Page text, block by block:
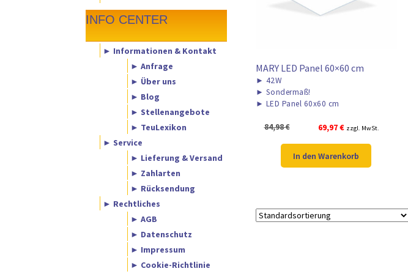
MARY LED Panel 60×60 cm
► 42W
► Sondermaß!
► LED Panel 60x60 cm
84,98€
Ursprünglicher
war:
84,98 €
69,97€Aktueller
ist:
69,97 €.
zzgl. MwSt.
In den Warenkorb
INFO CENTER
► Informationen & Kontakt
► Anfrage
► Über uns
► Blog
► Stellenangebote
► TeuLexikon
► Service
► Lieferung & Versand
► Zahlarten
► Rücksendung
► Rechtliches
► AGB
► Datenschutz
► Impressum
► Cookie-Richtlinie